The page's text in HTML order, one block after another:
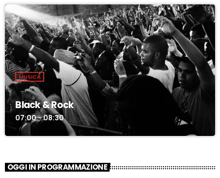
MUSICA
Black & Rock
07:00 - 08:30
OGGI IN PROGRAMMAZIONE